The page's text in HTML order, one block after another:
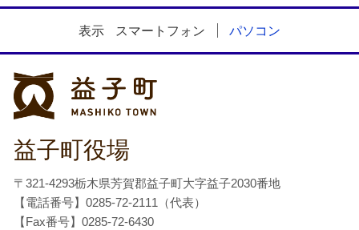
表示 スマートフォン パソコン
益子町役場
〒321-4293栃木県芳賀郡益子町大字益子2030番地
【電話番号】0285-72-2111（代表）
【Fax番号】0285-72-6430